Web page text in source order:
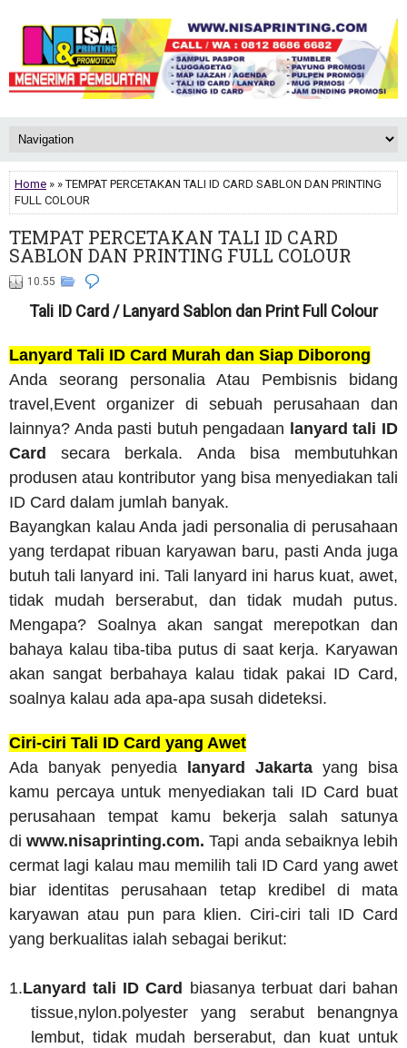
Home » » TEMPAT PERCETAKAN TALI ID CARD SABLON DAN PRINTING
FULL COLOUR
TEMPAT PERCETAKAN TALI ID CARD
SABLON DAN PRINTING FULL COLOUR
10.55
Tali ID Card / Lanyard Sablon dan Print Full Colour
Lanyard Tali ID Card Murah dan Siap Diborong
Anda seorang personalia Atau Pembisnis bidang
travel,Event organizer di sebuah perusahaan dan
lainnya? Anda pasti butuh pengadaan lanyard tali ID
Cardsecara berkala. Anda bisa membutuhkan
produsen atau kontributor yang bisa menyediakan tali
ID Card dalam jumlah banyak.
Bayangkan kalau Anda jadi personalia di perusahaan
yang terdapat ribuan karyawan baru, pasti Anda juga
butuh tali lanyard ini. Tali lanyard ini harus kuat, awet,
tidak mudah berserabut, dan tidak mudah putus.
Mengapa? Soalnya akan sangat merepotkan dan
bahaya kalau tiba-tiba putus di saat kerja. Karyawan
akan sangat berbahaya kalau tidak pakai ID Card,
soalnya kalau ada apa-apa susah dideteksi.
Ciri-ciri Tali ID Card yang Awet
Ada banyak penyedia
lanyard Jakarta yang bisa
kamu percaya untuk menyediakan tali ID Card buat
perusahaan tempat kamu bekerja salah satunya
di www.nisaprinting.com. Tapi anda sebaiknya lebih
cermat lagi kalau mau memilih tali ID Card yang awet
biar identitas perusahaan tetap kredibel di mata
karyawan atau pun para klien. Ciri-ciri tali ID Card
yang berkualitas ialah sebagai berikut:
1.Lanyard tali ID Card
biasanya terbuat dari bahan
tissue,nylon.polyester yang serabut benangnya
lembut, tidak mudah berserabut, dan kuat untuk